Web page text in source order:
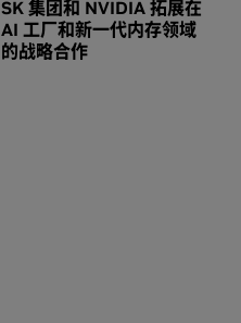
SK 集团和 NVIDIA 拓展在
AI 工厂和新一代内存领域
的战略合作